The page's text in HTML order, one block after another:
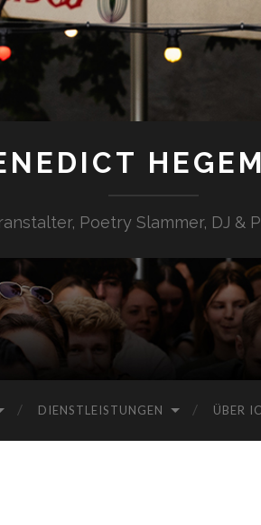
Poetry Slammer, DJ &
DIENSTLEISTUNGEN ÜBER